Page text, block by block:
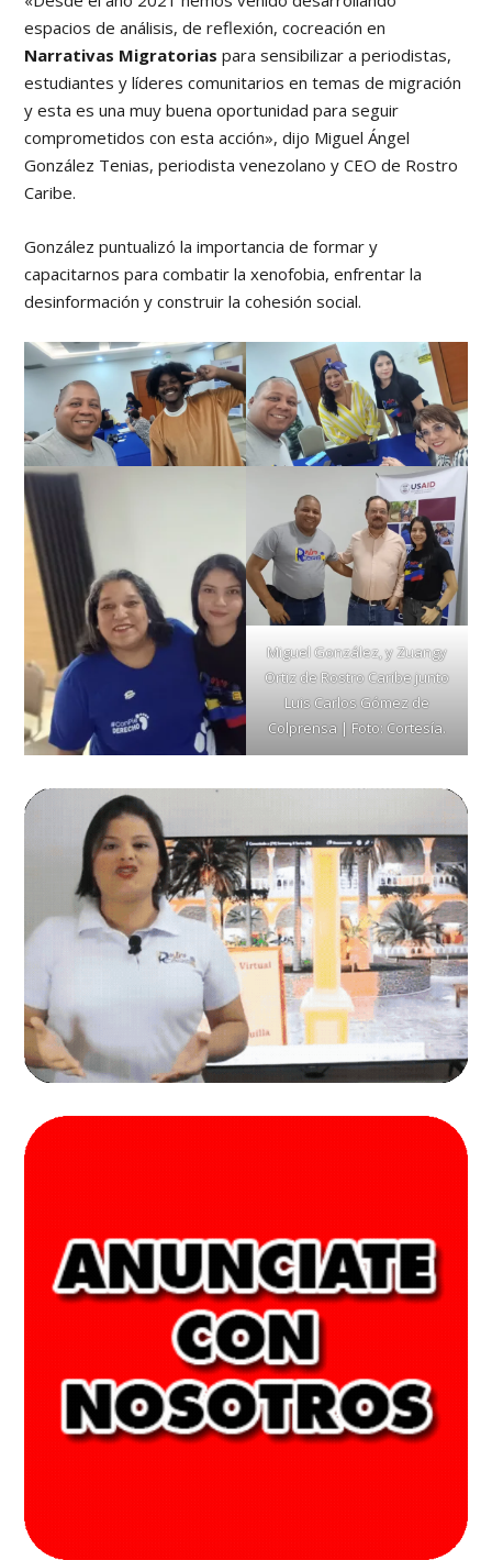
espacios de análisis, de reflexión, cocreación en
Narrativas Migratoriaspara sensibilizar a periodistas,
estudiantes y líderes comunitarios en temas de migración
y esta es una muy buena oportunidad para seguir
comprometidos con esta acción», dijo Miguel Ángel
González Tenias, periodista venezolano y CEO de Rostro
Caribe.
González puntualizó la importancia de formar y
capacitarnos para combatir la xenofobia, enfrentar la
desinformación y construir la cohesión social.
Miguel González, y Zuangy
Ortiz de Rostro Caribe junto
Luis Carlos Gómez de
Colprensa | Foto: Cortesía.